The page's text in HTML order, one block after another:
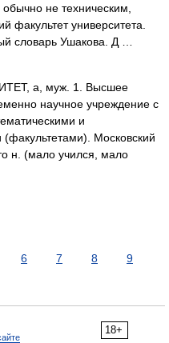
не техническим,
факультет университета.
словарь Ушакова. Д …
а, муж. 1. Высшее
научное учреждение с
и
Московский
н. (мало учился, мало
6 7 8
9
18+